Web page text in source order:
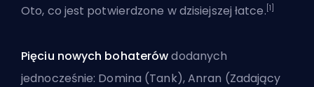
Oto, co jest potwierdzone w dzisiejszej łatce. [1]
Pięciu nowych bohaterówdodanych
jednocześnie: Domina (Tank), Anran (Zadający